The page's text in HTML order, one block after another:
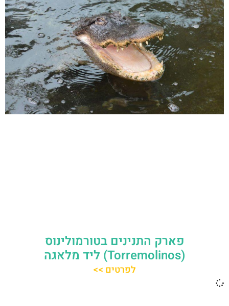
פארק התנינים בטורמולינוס
(Torremolinos) ליד מלאגה
לפרטים >>